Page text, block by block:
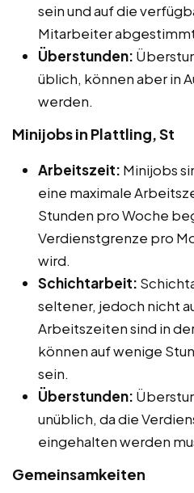
sein und auf die
Mitarbeiter
Überstunden:
üblich, können aber in
werden.
Minijobs in Plattling, St
Arbeitszeit: Minijobs
eine maximale
Stunden pro Woche
Verdienstgrenze pro
wird.
Schichtarbeit:
seltener, jedoch nicht
Arbeitszeiten sind in
können auf wenige
sein.
Überstunden:
unüblich, da die
eingehalten werden
Gemeinsamkeiten